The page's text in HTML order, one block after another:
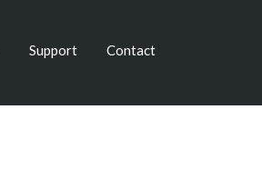
Support Contact